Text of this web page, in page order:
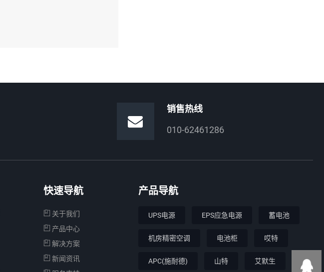
销售热线
010-62461286
快速导航
关于我们
产品中心
解决方案
新闻资讯
产品导航
UPS电源 EPS应急电源 蓄电池
机房精密空调 电池柜 哎特
APC(施耐德) 山特 艾默生